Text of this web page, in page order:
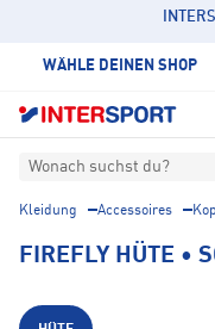
WÄHLE DEINEN SHOP
Wonach suchst du?
Kleidung Accessoires
FIREFLY HÜTE •